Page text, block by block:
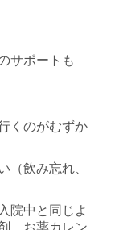
サポートも
くのがむずか
（飲み忘れ、
院中と同じよ
、お薬カレン